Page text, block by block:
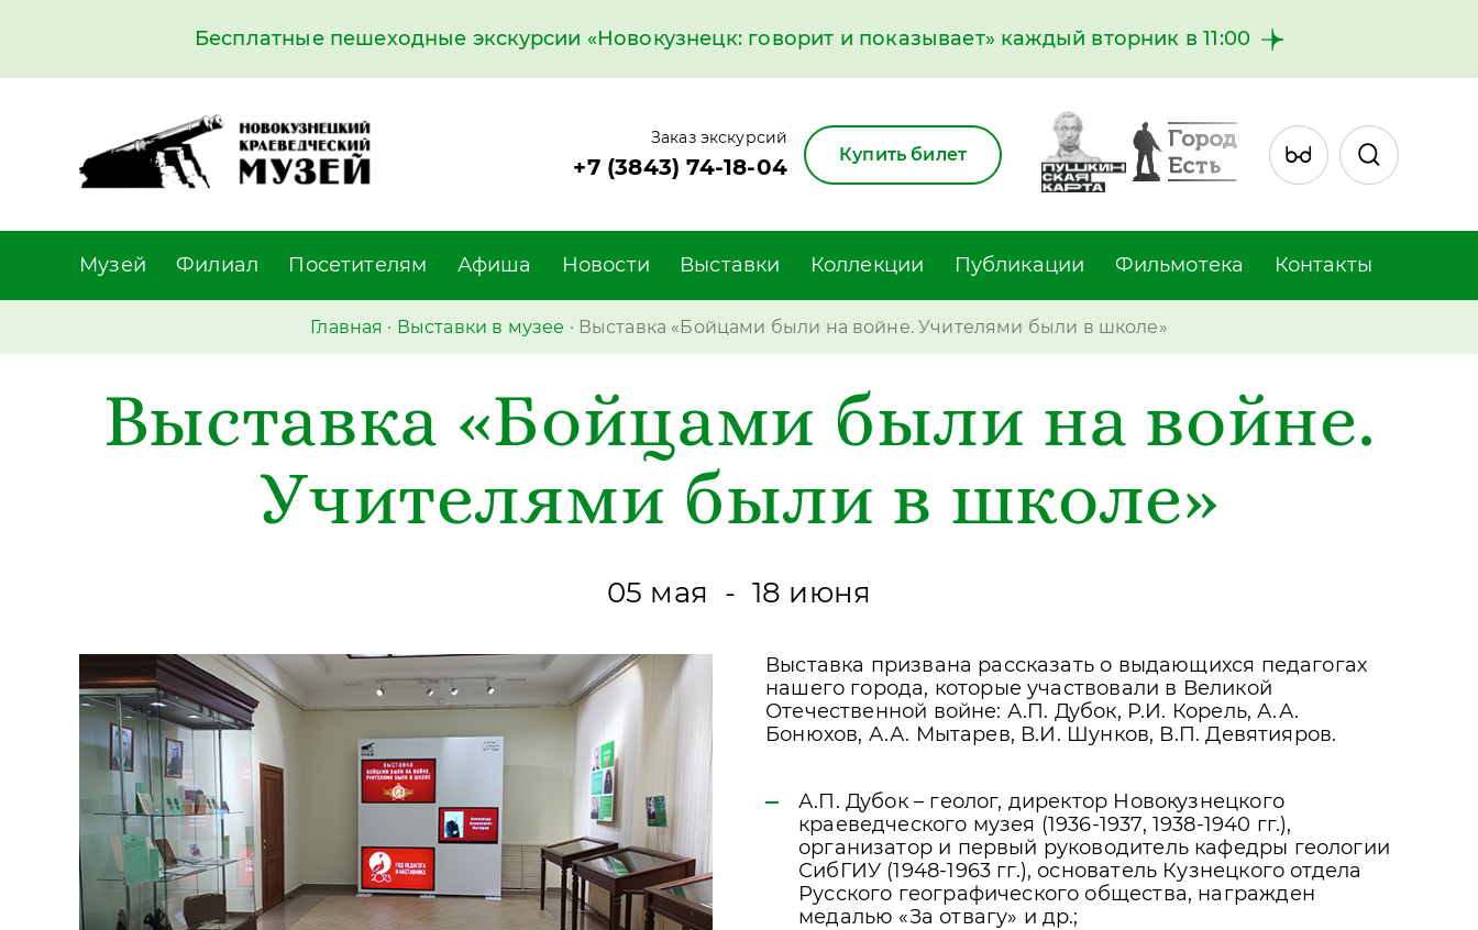
Бесплатные пешеходные экскурсии «Новокузнецк: говорит и показывает» каждый вторник в 11:00
Заказ экскурсий
+7 (3843) 74-18-04 Купить билет
Музей Филиал Посетителям Афиша Новости Выставки Коллекции Публикации Фильмотека Контакты
Главная · Выставки в музее · Выставка «Бойцами были на войне. Учителями были в школе»
Выставка «Бойцами были на войне.
Учителями были в школе»
05 мая - 18 июня
Выставка призвана рассказать о выдающихся педагогах
нашего города, которые участвовали в Великой
Отечественной войне: А.П. Дубок, Р.И. Корель, А.А.
Бонюхов, А.А. Мытарев, В.И. Шунков, В.П. Девятияров.
А.П. Дубок – геолог, директор Новокузнецкого
краеведческого музея (1936-1937, 1938-1940 гг.),
организатор и первый руководитель кафедры геологии
СибГИУ (1948-1963 гг.), основатель Кузнецкого отдела
Русского географического общества, награжден
медалью «За отвагу» и др.;